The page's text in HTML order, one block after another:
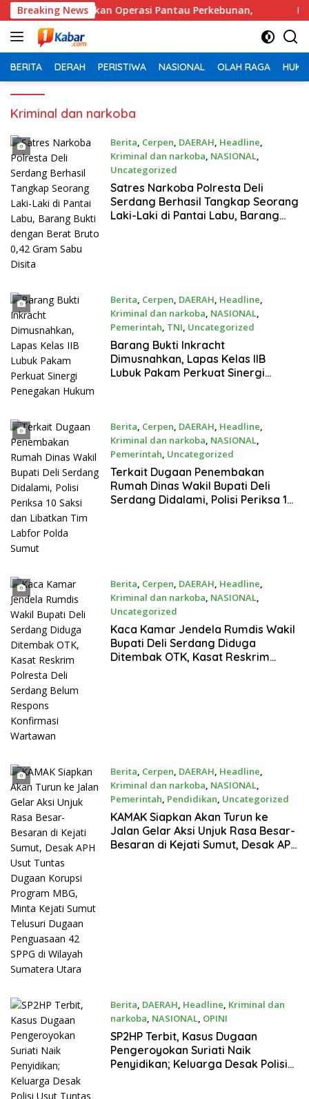
Langsung
ke
konten
Breaking News
Lancarkan Operasi Pantau Perkebunan, Bawa
BERITA DERAH PERISTIWA NASIONAL OLAH RAGA
Kriminal dan narkoba
Berita, Cerpen, DAERAH, Headline,
Kriminal dan narkoba, NASIONAL,
Uncategorized
Juni 18, 2026
Satres Narkoba Polresta Deli
Serdang Berhasil Tangkap Seorang
Laki-Laki di Pantai Labu, Barang
Berita, Cerpen, DAERAH, Headline,
Kriminal dan narkoba, NASIONAL,
Pemerintah, TNI, Uncategorized
Juni 18, 2026
Barang Bukti Inkracht
Dimusnahkan, Lapas Kelas IIB
Lubuk Pakam Perkuat Sinergi
Berita, Cerpen, DAERAH, Headline,
Kriminal dan narkoba, NASIONAL,
Pemerintah, Uncategorized
Juni 17, 2026
Terkait Dugaan Penembakan
Rumah Dinas Wakil Bupati Deli
Serdang Didalami, Polisi Periksa 10
Berita, Cerpen, DAERAH, Headline,
Kriminal dan narkoba, NASIONAL,
Uncategorized
Juni 16, 2026
Kaca Kamar Jendela Rumdis Wakil
Bupati Deli Serdang Diduga
Ditembak OTK, Kasat Reskrim
Berita, Cerpen, DAERAH, Headline,
Kriminal dan narkoba, NASIONAL,
Pemerintah, Pendidikan, Uncategorized
Juni 14, 2026
KAMAK Siapkan Akan Turun ke
Jalan Gelar Aksi Unjuk Rasa Besar-
Besaran di Kejati Sumut, Desak APH
Berita, DAERAH, Headline, Kriminal dan
narkoba, NASIONAL, OPINI
Juni 13, 2026
SP2HP Terbit, Kasus Dugaan
Pengeroyokan Suriati Naik
Penyidikan; Keluarga Desak Polisi